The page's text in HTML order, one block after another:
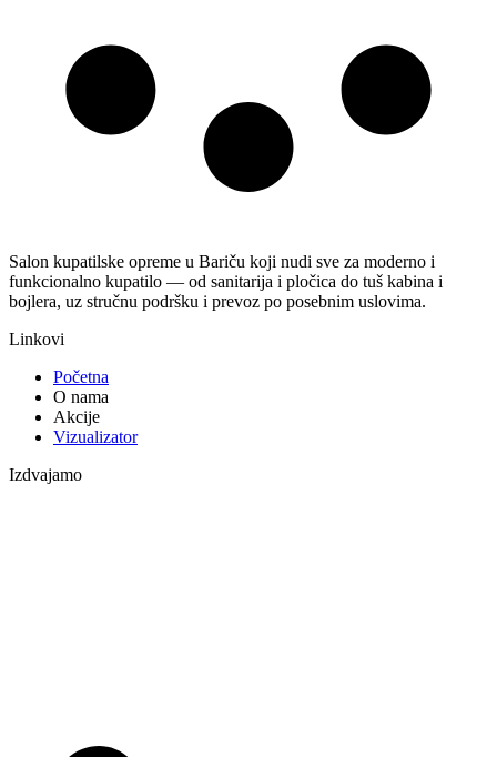
Salon kupatilske opreme u Bariču koji nudi sve za moderno i
funkcionalno kupatilo — od sanitarija i pločica do tuš kabina i
bojlera, uz stručnu podršku i prevoz po posebnim uslovima.
Linkovi
Početna
O nama
Akcije
Vizualizator
Izdvajamo